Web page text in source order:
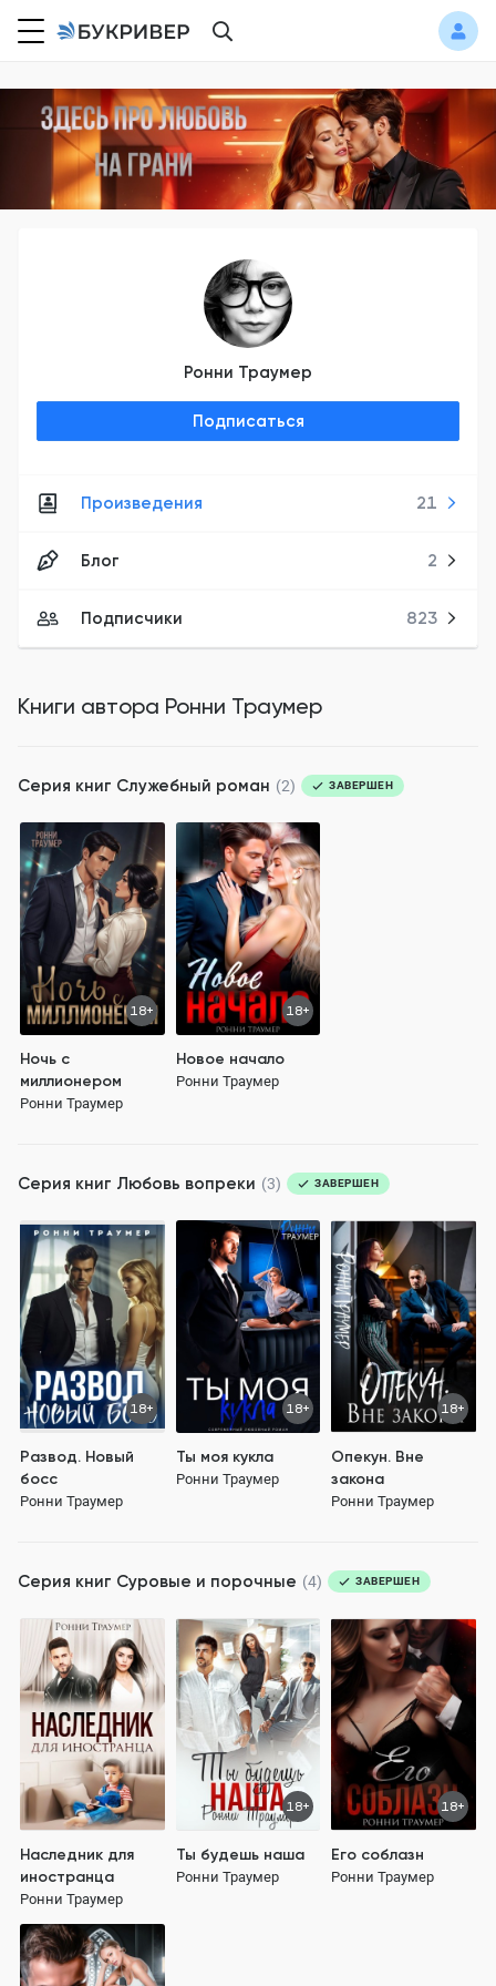
Ронни Траумер
Подписаться
Произведения 21
Блог 2
Подписчики 823
Книги автора Ронни Траумер
Серия книг Служебный роман (2) ЗАВЕРШЕН
18+
Ночь с
миллионером
Ронни Траумер
18+
Новое начало
Ронни Траумер
Серия книг Любовь вопреки (3) ЗАВЕРШЕН
18+
Развод. Новый
босс
Ронни Траумер
18+
Ты моя кукла
Ронни Траумер
18+
Опекун. Вне
закона
Ронни Траумер
Серия книг Суровые и порочные (4) ЗАВЕРШЕН
Наследник для
иностранца
Ронни Траумер
18+
Ты будешь наша
Ронни Траумер
18+
Его соблазн
Ронни Траумер